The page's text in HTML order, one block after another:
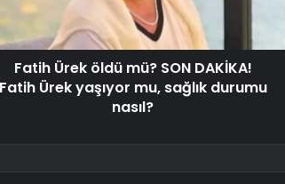
Fatih Ürek öldü mü? SON DAKİKA!
Fatih Ürek yaşıyor mu, sağlık durumu
nasıl?